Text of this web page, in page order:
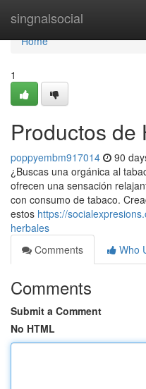
singnalsocial
Home
Home
1
Productos de
poppyembm917014 90
¿Buscas una orgánica al
ofrecen una sensación
con consumo de tabaco.
estos https://
herbales
Comments
Who
Comments
Submit a Comment
No HTML